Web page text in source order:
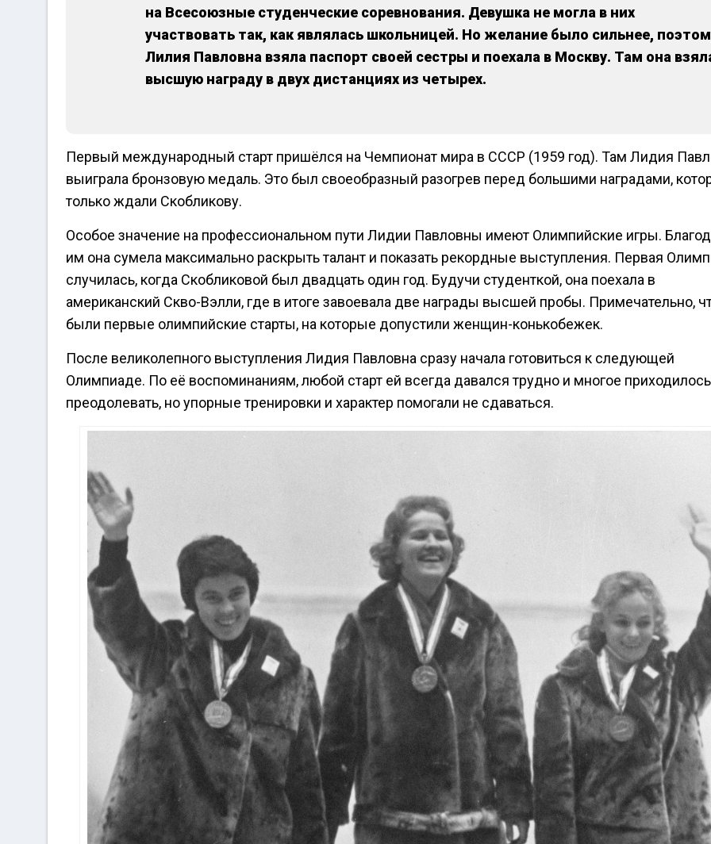
на Всесоюзные студенческие соревнования. Девушка не могла в них
участвовать так, как являлась школьницей. Но желание было сильнее,
Лилия Павловна взяла паспорт своей сестры и поехала в Москву. Там она
высшую награду в двух дистанциях из четырех.
Первый международный старт пришёлся на Чемпионат мира в СССР (1959 год). Там Лидия
выиграла бронзовую медаль. Это был своеобразный разогрев перед большими наградами,
только ждали Скобликову.
Особое значение на профессиональном пути Лидии Павловны имеют Олимпийские игры.
им она сумела максимально раскрыть талант и показать рекордные выступления. Первая
случилась, когда Скобликовой был двадцать один год. Будучи студенткой, она поехала в
американский Скво-Вэлли, где в итоге завоевала две награды высшей пробы. Примечательно,
были первые олимпийские старты, на которые допустили женщин-конькобежек.
После великолепного выступления Лидия Павловна сразу начала готовиться к следующей
Олимпиаде. По её воспоминаниям, любой старт ей всегда давался трудно и многое приходилось
преодолевать, но упорные тренировки и характер помогали не сдаваться.